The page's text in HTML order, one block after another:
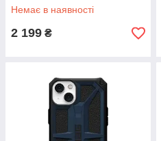
Немає в наявності
2 199 ₴